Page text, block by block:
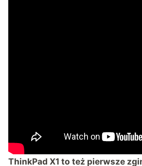
ThinkPad X1 to też pierwsze